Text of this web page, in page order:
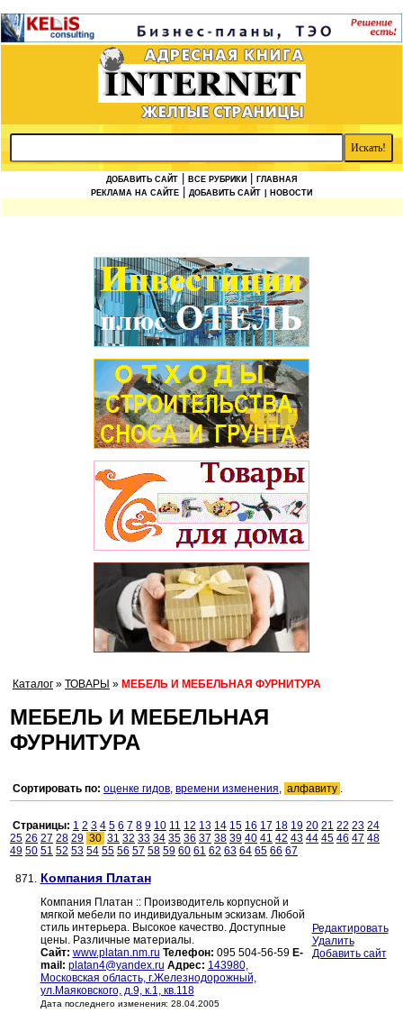
ДОБАВИТЬ САЙТ ВСЕ РУБРИКИ
ГЛАВНАЯ
РЕКЛАМА НА САЙТЕ
ДОБАВИТЬ САЙТ | НОВОСТИ
Каталог » ТОВАРЫ » МЕБЕЛЬ И МЕБЕЛЬНАЯ ФУРНИТУРА
МЕБЕЛЬ И МЕБЕЛЬНАЯ
ФУРНИТУРА
Сортировать по: оценке гидов, времени изменения, алфавиту .
Страницы: 1 2 3 4 5 6 7 8 9 10 11 12 13 14 15 16 17 18 19 20 21 22 23 24
25 26 27 28 29 30 31 32 33 34 35 36 37 38 39 40 41 42 43 44 45 46 47 48
49 50 51 52 53 54 55 56 57 58 59 60 61 62 63 64 65 66 67
871. Компания Платан
Компания Платан :: Производитель корпусной и
мягкой мебели по индивидуальным эскизам. Любой
стиль интерьера. Высокое качество. Доступные
цены. Различные материалы.
Сайт: www.platan.nm.ru Телефон: 095 504-56-59 E-
mail: platan4@yandex.ru Адрес: 143980,
Московская область, г.Железнодорожный,
ул.Маяковского, д.9, к.1, кв.118
Дата последнего изменения: 28.04.2005
Редактировать
Удалить
Добавить сайт